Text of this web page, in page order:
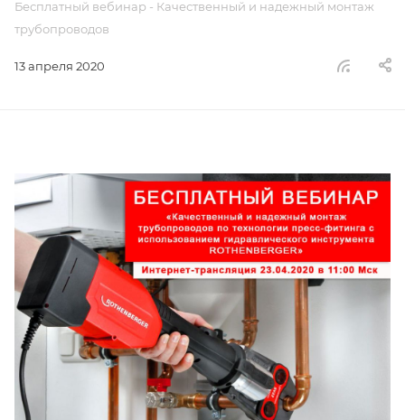
Бесплатный вебинар - Качественный и надежный монтаж
трубопроводов
13 апреля 2020